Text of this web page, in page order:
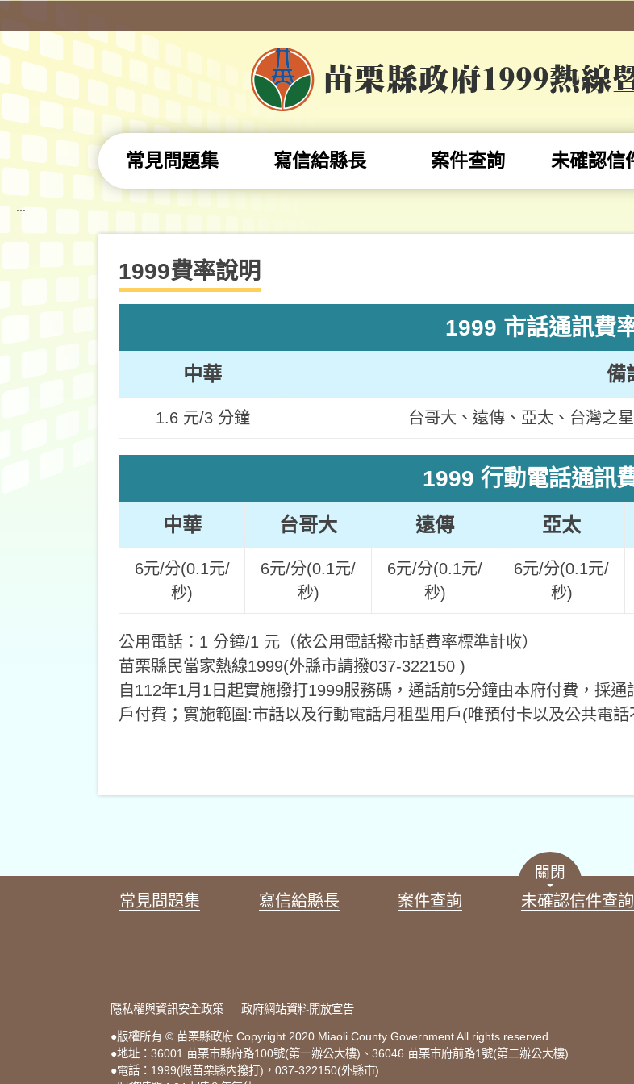
常見問題集 寫信給縣長 案件查詢 未確認信
:::
1999費率說明
1999 市話通訊費
中華 備
1.6 元/3 分鐘 台哥大、遠傳、亞太、台灣之
1999 行動電話通訊
中華 台哥大 遠傳 亞太
6元/分(0.1元/
秒)
6元/分(0.1元/
秒)
6元/分(0.1元/
秒)
6元/分(0.1元/
秒)
公用電話：1 分鐘/1 元（依公用電話撥市話費率標準計收）
苗栗縣民當家熱線1999(外縣市請撥037-322150 )
自112年1月1日起實施撥打1999服務碼，通話前5分鐘由本府付費，採
戶付費；實施範圍:市話以及行動電話月租型用戶(唯預付卡以及公共電話
關閉
常見問題集 寫信給縣長 案件查詢 未確認信件查詢
隱私權與資訊安全政策
政府網站資料開放宣告
●版權所有 © 苗栗縣政府 Copyright 2020 Miaoli County Government All rights reserved.
●地址：36001 苗栗市縣府路100號(第一辦公大樓)、36046 苗栗市府前路1號(第二辦公大樓)
●電話：1999(限苗栗縣內撥打)，037-322150(外縣市)